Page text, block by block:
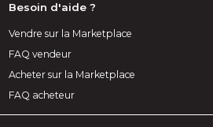
Besoin d'aide ?
Vendre sur la Marketplace
FAQ vendeur
Acheter sur la Marketplace
FAQ acheteur